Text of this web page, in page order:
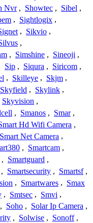
Nvr , Showtec , Sibel ,
, Sightlogix ,
, Sikvio ,
,
, Simshine , Sineoji ,
Sip , Siqura , Siricom ,
, Skilleye , Skjm ,
Skyfield , Skylink ,
Skyvision ,
, Smanos , Smar ,
Hd Wifi Camera ,
Smart Net Camera ,
, Smartcam ,
, Smartguard ,
, Smartsecurity , Smartsf ,
, Smartwares , Smax
, Smtsec , Smvi ,
, Soho , Solar Ip Camera ,
, Solwise , Sonoff ,